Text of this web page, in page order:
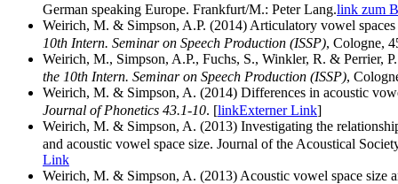
German speaking Europe. Frankfurt/M.: Peter Lang.link zum
Weirich, M. & Simpson, A.P. (2014) Articulatory vowel
10th Intern. Seminar on Speech Production (ISSP), Cologne,
Weirich, M., Simpson, A.P., Fuchs, S., Winkler, R. & Perrier,
the 10th Intern. Seminar on Speech Production (ISSP),
Weirich, M. & Simpson, A. (2014) Differences in acoustic
Journal of Phonetics 43.1-10. [linkExterner Link]
Weirich, M. & Simpson, A. (2013) Investigating the
and acoustic vowel space size. Journal of the Acoustical
Link
Weirich, M. & Simpson, A. (2013) Acoustic vowel space size